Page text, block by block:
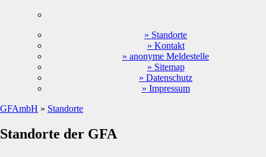
» Standorte
» Kontakt
» anonyme Meldestelle
» Sitemap
» Datenschutz
» Impressum
GFAmbH » Standorte
Standorte der GFA